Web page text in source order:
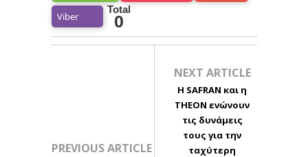
Viber
Total
0
PREVIOUS ARTICLE
NEXT ARTICLE
Η SAFRAN και η
THEON ενώνουν
τις δυνάμεις
τους για την
ταχύτερη